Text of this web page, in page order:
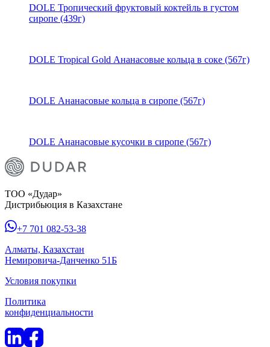
DOLE Тропический фруктовый коктейль в густом
сиропе (439г)
DOLE Tropical Gold Ананасовые кольца в соке (567г)
DOLE Ананасовые кольца в сиропе (567г)
DOLE Ананасовые кусочки в сиропе (567г)
ТОО «Дудар»
Дистрибьюция в Казахстане
+7 701 082-53-38
Алматы, Казахстан
Немировича-Данченко 51Б
Условия покупки
Политика
конфиденциальности